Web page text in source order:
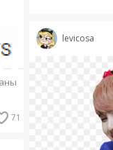
71
levicosa